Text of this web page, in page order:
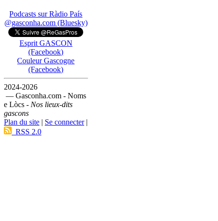
Podcasts sur Ràdio País
@gasconha.com (Bluesky)
Esprit GASCON
(Facebook)
Couleur Gascogne
(Facebook)
2024-2026
— Gasconha.com - Noms
e Lòcs - Nos lieux-dits
gascons
Plan du site | Se connecter|
RSS 2.0